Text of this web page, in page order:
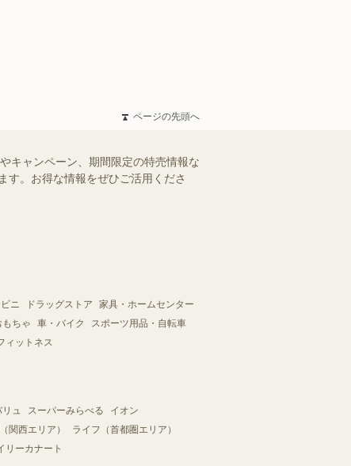
ページの先頭へ
キャンペーン、期間限定の特売情報な
す。お得な情報をぜひご活用くださ
ニ ドラッグストア
家具・ホームセンター
ちゃ 車・バイク
スポーツ用品・自転車
ィットネス
リュ スーパーみらべる
イオン
関西エリア）
ライフ（首都圏エリア）
リーカナート